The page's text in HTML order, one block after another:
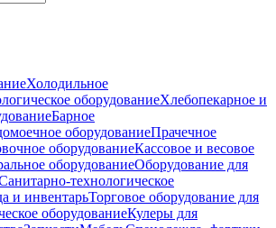
Холодильное
оборудованиеХлебопекарное и
Барное
оборудованиеПрачечное
оборудованиеКассовое и весовое
оборудованиеОборудование для
технологическое
и инвентарьТорговое оборудование для
оборудованиеКулеры для